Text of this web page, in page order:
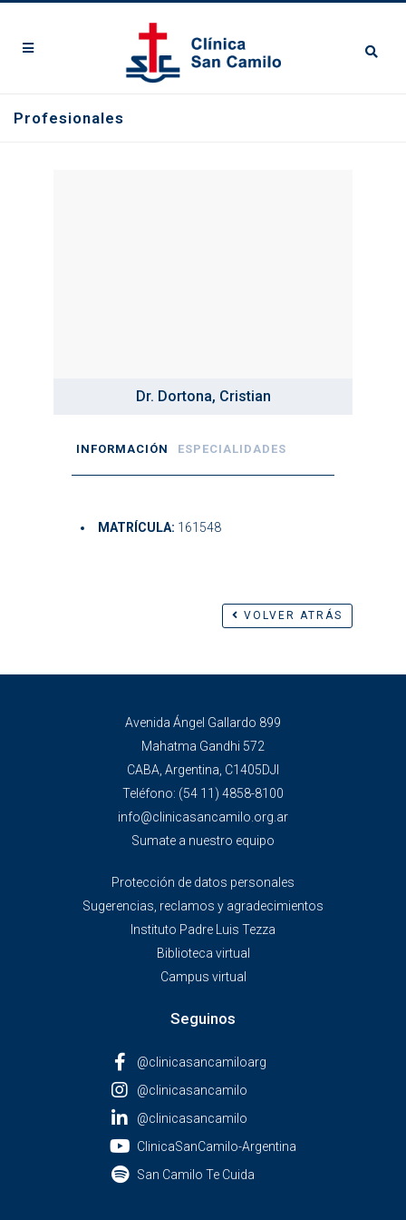
Profesionales
Dr. Dortona, Cristian
INFORMACIÓN ESPECIALIDADES
MATRÍCULA: 161548
VOLVER ATRÁS
Avenida Ángel Gallardo 899
Mahatma Gandhi 572
CABA, Argentina, C1405DJI
Teléfono: (54 11) 4858-8100
info@clinicasancamilo.org.ar
Sumate a nuestro equipo
Protección de datos personales
Sugerencias, reclamos y agradecimientos
Instituto Padre Luis Tezza
Biblioteca virtual
Campus virtual
Seguinos
@clinicasancamiloarg
@clinicasancamilo
@clinicasancamilo
ClinicaSanCamilo-Argentina
San Camilo Te Cuida